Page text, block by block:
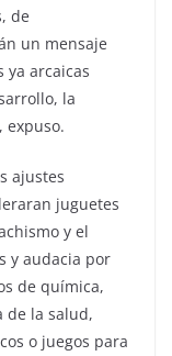
de
un mensaje
arcaicas
la
expuso.
ajustes
juguetes
y el
y audacia por
de química,
de la salud,
o juegos para